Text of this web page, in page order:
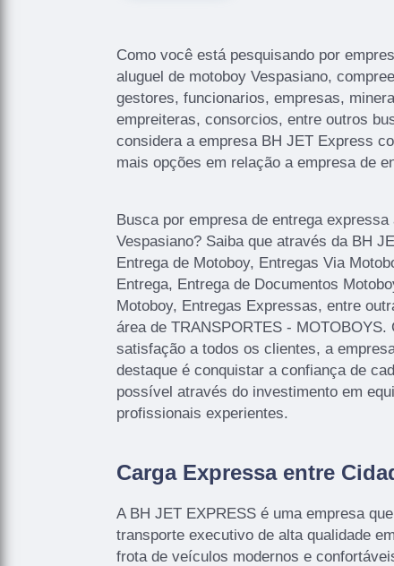
Como você está pesquisando por
aluguel de motoboy Vespasiano,
gestores, funcionarios, empresas,
empreiteras, consorcios, entre outros
considera a empresa BH JET Express
mais opções em relação a empresa de
Busca por empresa de entrega expressa
Vespasiano? Saiba que através da BH
Entrega de Motoboy, Entregas Via
Entrega, Entrega de Documentos
Motoboy, Entregas Expressas, entre
área de TRANSPORTES -
satisfação a todos os clientes, a
destaque é conquistar a confiança de
possível através do investimento em
profissionais experientes.
Carga Expressa entre
A BH JET EXPRESS é uma empresa
transporte executivo de alta qualidade
frota de veículos modernos e